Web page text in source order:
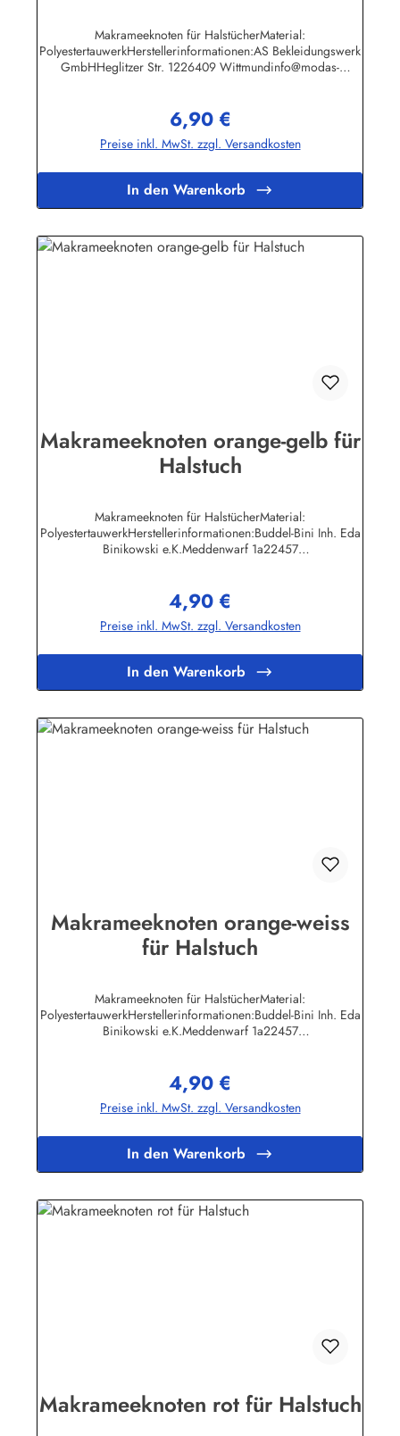
Makrameeknoten für HalstücherMaterial:
PolyestertauwerkHerstellerinformationen:AS Bekleidungswerk
GmbHHeglitzer Str. 1226409 Wittmundinfo@modas-
Regulärer Preis:
6,90 €
Preise inkl. MwSt. zzgl. Versandkosten
In den Warenkorb
Makrameeknoten orange-gelb für
Halstuch
Makrameeknoten für HalstücherMaterial:
PolyestertauwerkHerstellerinformationen:Buddel-Bini Inh. Eda
Binikowski e.K.Meddenwarf 1a22457
Regulärer Preis:
4,90 €
Preise inkl. MwSt. zzgl. Versandkosten
In den Warenkorb
Makrameeknoten orange-weiss
für Halstuch
Makrameeknoten für HalstücherMaterial:
PolyestertauwerkHerstellerinformationen:Buddel-Bini Inh. Eda
Binikowski e.K.Meddenwarf 1a22457
Regulärer Preis:
4,90 €
Preise inkl. MwSt. zzgl. Versandkosten
In den Warenkorb
Makrameeknoten rot für Halstuch